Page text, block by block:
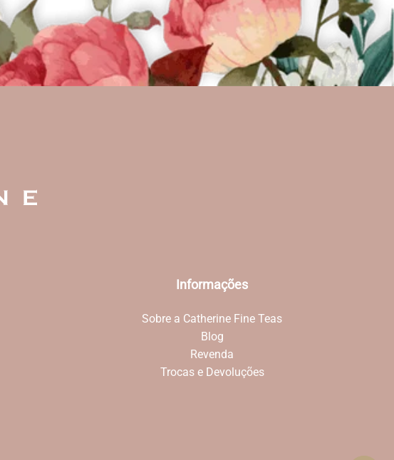
Informações
Sobre a Catherine Fine Teas
Blog
Revenda
Trocas e Devoluções